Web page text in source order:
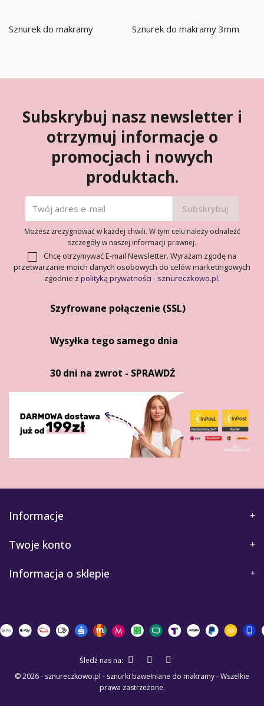
Sznurek do makramy Sznurek do makramy 3mm
Subskrybuj nasz newsletter i
otrzymuj informacje o
promocjach i nowych
produktach.
Możesz zrezygnować w każdej chwili. W tym celu należy odnaleźć
szczegóły w naszej informacji prawnej.
Chcę otrzymywać E-mail Newsletter. Wyrażam zgodę na
przetwarzanie moich danych osobowych do celów marketingowych
zgodnie z polityką prywatności - sznureczkowo.pl.
Szyfrowane połączenie (SSL)
Wysyłka tego samego dnia
30 dni na zwrot - SPRAWDŹ
Informacje
Twoje konto
Informacja o sklepie
© 2026 - sznureczkowo.pl - sznurki bawełniane do makramy - Wszelkie
prawa zastrzeżone.
Śledź nas na: